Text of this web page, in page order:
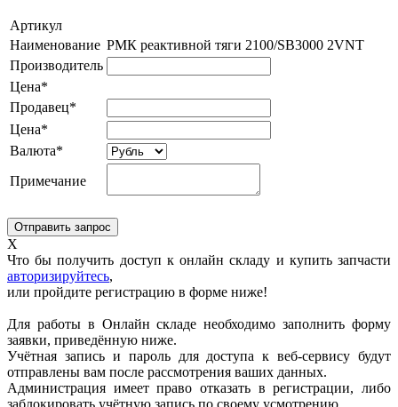
Артикул
Наименование РМК реактивной тяги 2100/SB3000 2VNT
Производитель
Цена*
Продавец*
Цена*
Валюта*
Примечание
X
Что бы получить доступ к онлайн складу и купить запчасти
авторизируйтесь,
или пройдите регистрацию в форме ниже!
Для работы в Онлайн складе необходимо заполнить форму
заявки, приведённую ниже.
Учётная запись и пароль для доступа к веб-сервису будут
отправлены вам после рассмотрения ваших данных.
Администрация имеет право отказать в регистрации, либо